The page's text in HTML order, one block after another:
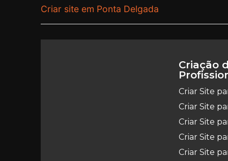
Criar site em Ponta Delgada
Criação
Criar Site
Criar Site
Criar Site
Criar Site
Criar Site